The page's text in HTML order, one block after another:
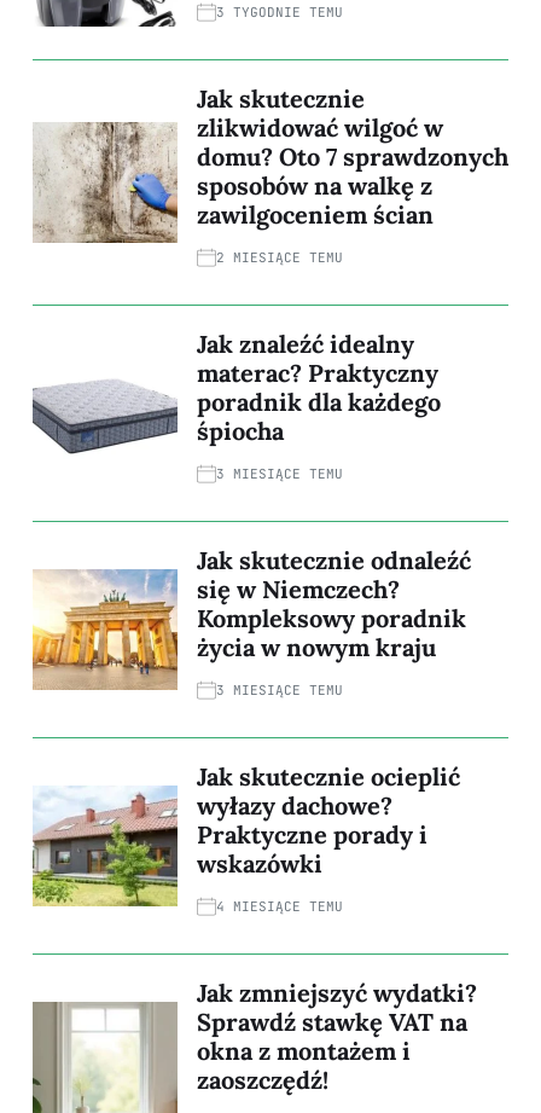
3 TYGODNIE TEMU
Jak skutecznie
zlikwidować wilgoć w
domu? Oto 7 sprawdzonych
sposobów na walkę z
zawilgoceniem ścian
2 MIESIĄCE TEMU
Jak znaleźć idealny
materac? Praktyczny
poradnik dla każdego
śpiocha
3 MIESIĄCE TEMU
Jak skutecznie odnaleźć
się w Niemczech?
Kompleksowy poradnik
życia w nowym kraju
3 MIESIĄCE TEMU
Jak skutecznie ocieplić
wyłazy dachowe?
Praktyczne porady i
wskazówki
4 MIESIĄCE TEMU
Jak zmniejszyć wydatki?
Sprawdź stawkę VAT na
okna z montażem i
zaoszczędź!